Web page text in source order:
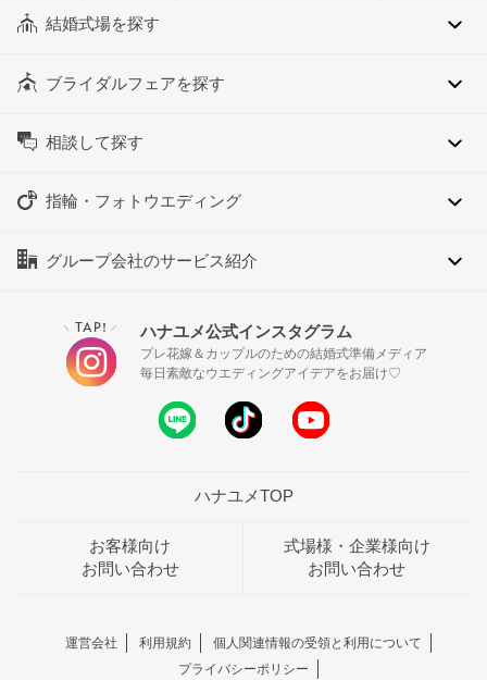
結婚式場を探す
ブライダルフェアを探す
相談して探す
指輪・フォトウエディング
グループ会社のサービス紹介
＼ TAP! ／ ハナユメ公式インスタグラム
プレ花嫁＆カップルのための結婚式準備メディア
毎日素敵なウエディングアイデアをお届け♡
ハナユメTOP
お客様向け
お問い合わせ
式場様・企業様向け
お問い合わせ
運営会社 利用規約
個人関連情報の受領と利用について
プライバシーポリシー